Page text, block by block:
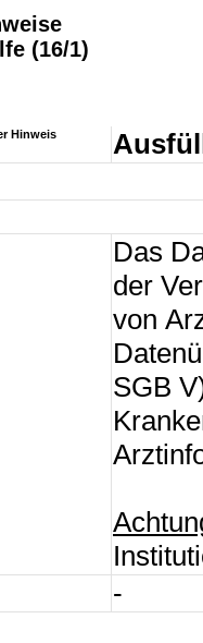
(16/1)
Hinweis
Das
der
von
SGB
-